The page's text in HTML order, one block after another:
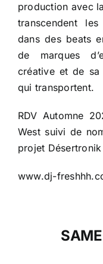
production avec
transcendent
dans des beats
de marques
créative et de sa
qui transportent.
RDV Automne
West suivi de
projet
www.dj-